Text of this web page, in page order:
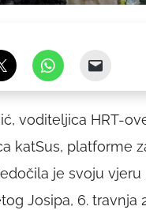
voditeljica HRT-
katSus, platforme
je svoju
Josipa, 6. travnja